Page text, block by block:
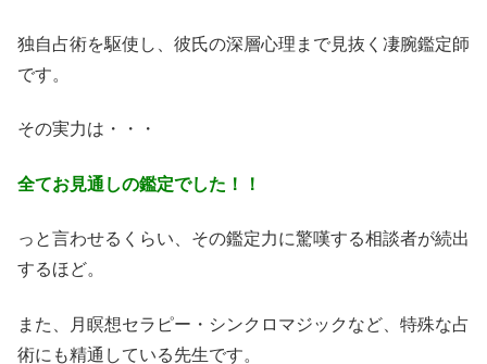
独自占術を駆使し、彼氏の深層心理まで見抜く凄腕鑑定師
です。
その実力は・・・
全てお見通しの鑑定でした！！
っと言わせるくらい、その鑑定力に驚嘆する相談者が続出
するほど。
また、月瞑想セラピー・シンクロマジックなど、特殊な占
術にも精通している先生です。